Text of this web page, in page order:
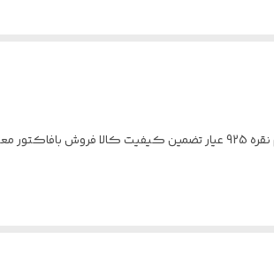
سرویس های جذاب جواهری قالب طلا ⭕️سرویس جواهری فاخر ⭕️بدون ریزش نگین ⭕️سنگ زیرکونیوم ⭕️آبکاری رادیوم نقره 925 عیار